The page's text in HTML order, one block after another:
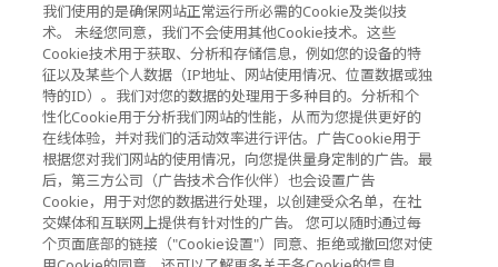
保修信息
浏览个人用 SSD/存储卡 & USB 保修信息。
我们使用的是确保网站正常运行所必需的Cookie及类似技
术。 未经您同意，我们不会使用其他Cookie技术。这些
Cookie技术用于获取、分析和存储信息，例如您的设备的特
征以及某些个人数据（IP地址、网站使用情况、位置数据或独
特的ID）。我们对您的数据的处理用于多种目的。分析和个
性化Cookie用于分析我们网站的性能，从而为您提供更好的
在线体验，并对我们的活动效率进行评估。广告Cookie用于
根据您对我们网站的使用情况，向您提供量身定制的广告。最
后，第三方公司（广告技术合作伙伴）也会设置广告
Cookie，用于对您的数据进行处理，以创建受众名单，在社
交媒体和互联网上提供有针对性的广告。 您可以随时通过每
个页面底部的链接（"Cookie设置"）同意、拒绝或撤回您对使